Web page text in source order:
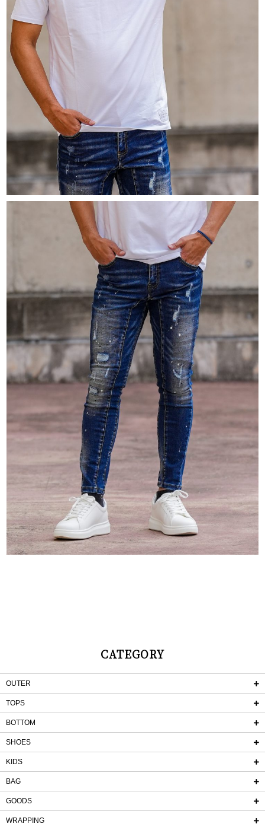
CATEGORY
OUTER
TOPS
BOTTOM
SHOES
KIDS
BAG
GOODS
WRAPPING